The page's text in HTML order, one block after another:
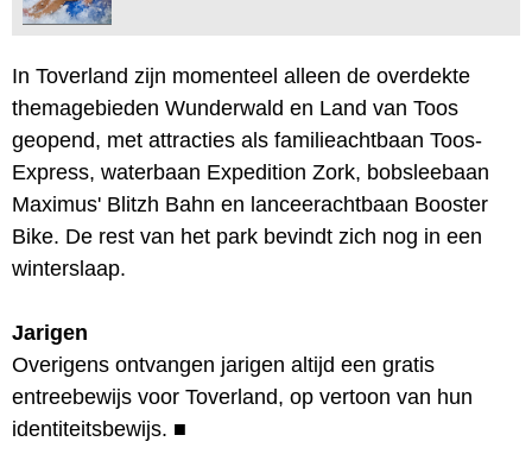
In Toverland zijn momenteel alleen de overdekte
themagebieden Wunderwald en Land van Toos
geopend, met attracties als familieachtbaan Toos-
Express, waterbaan Expedition Zork, bobsleebaan
Maximus' Blitzh Bahn en lanceerachtbaan Booster
Bike. De rest van het park bevindt zich nog in een
winterslaap.
Jarigen
Overigens ontvangen jarigen altijd een gratis
entreebewijs voor Toverland, op vertoon van hun
identiteitsbewijs. ■